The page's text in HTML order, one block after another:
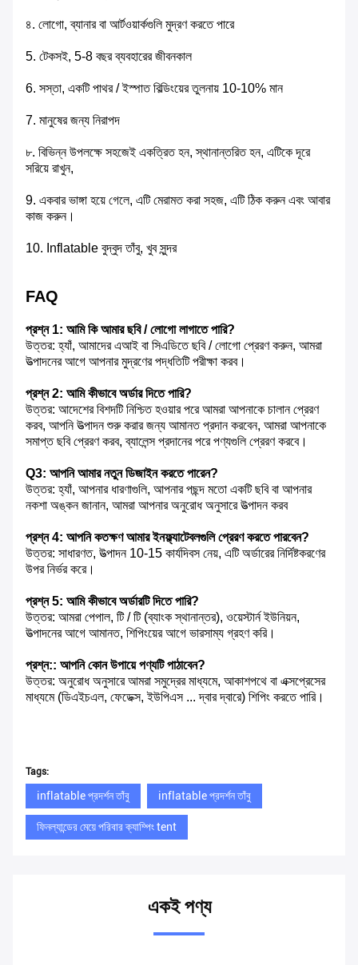
৪. লোগো, ব্যানার বা আর্টওয়ার্কগুলি মুদ্রণ করতে পারে
5. টেকসই, 5-8 বছর ব্যবহারের জীবনকাল
6. সস্তা, একটি পাথর / ইস্পাত বিল্ডিংয়ের তুলনায় 10-10% মান
7. মানুষের জন্য নিরাপদ
৮. বিভিন্ন উপলক্ষে সহজেই একত্রিত হন, স্থানান্তরিত হন, এটিকে দূরে
সরিয়ে রাখুন,
9. একবার ভাঙ্গা হয়ে গেলে, এটি মেরামত করা সহজ, এটি ঠিক করুন এবং আবার
কাজ করুন।
10. Inflatable বুদ্বুদ তাঁবু, খুব সুন্দর
FAQ
প্রশ্ন 1: আমি কি আমার ছবি / লোগো লাগাতে পারি?
উত্তর: হ্যাঁ, আমাদের এআই বা সিএডিতে ছবি / লোগো প্রেরণ করুন, আমরা
উত্পাদনের আগে আপনার মুদ্রণের পদ্ধতিটি পরীক্ষা করব।
প্রশ্ন 2: আমি কীভাবে অর্ডার দিতে পারি?
উত্তর: আদেশের বিশদটি নিশ্চিত হওয়ার পরে আমরা আপনাকে চালান প্রেরণ
করব, আপনি উত্পাদন শুরু করার জন্য আমানত প্রদান করবেন, আমরা আপনাকে
সমাপ্ত ছবি প্রেরণ করব, ব্যালেন্স প্রদানের পরে পণ্যগুলি প্রেরণ করবে।
Q3: আপনি আমার নতুন ডিজাইন করতে পারেন?
উত্তর: হ্যাঁ, আপনার ধারণাগুলি, আপনার পছন্দ মতো একটি ছবি বা আপনার
নকশা অঙ্কন জানান, আমরা আপনার অনুরোধ অনুসারে উত্পাদন করব
প্রশ্ন 4: আপনি কতক্ষণ আমার ইনফ্ল্যাটেবলগুলি প্রেরণ করতে পারবেন?
উত্তর: সাধারণত, উত্পাদন 10-15 কার্যদিবস নেয়, এটি অর্ডারের নির্দিষ্টকরণের
উপর নির্ভর করে।
প্রশ্ন 5: আমি কীভাবে অর্ডারটি দিতে পারি?
উত্তর: আমরা পেপাল, টি / টি (ব্যাংক স্থানান্তর), ওয়েস্টার্ন ইউনিয়ন,
উত্পাদনের আগে আমানত, শিপিংয়ের আগে ভারসাম্য গ্রহণ করি।
প্রশ্ন:: আপনি কোন উপায়ে পণ্যটি পাঠাবেন?
উত্তর: অনুরোধ অনুসারে আমরা সমুদ্রের মাধ্যমে, আকাশপথে বা এক্সপ্রেসের
মাধ্যমে (ডিএইচএল, ফেডেক্স, ইউপিএস ... দ্বার দ্বারে) শিপিং করতে পারি।
Tags:
inflatable প্রদর্শন তাঁবু inflatable প্রদর্শন তাঁবু
ফিনল্যান্ডের মেয়ে পরিবার ক্যাম্পিং tent
একই পণ্য